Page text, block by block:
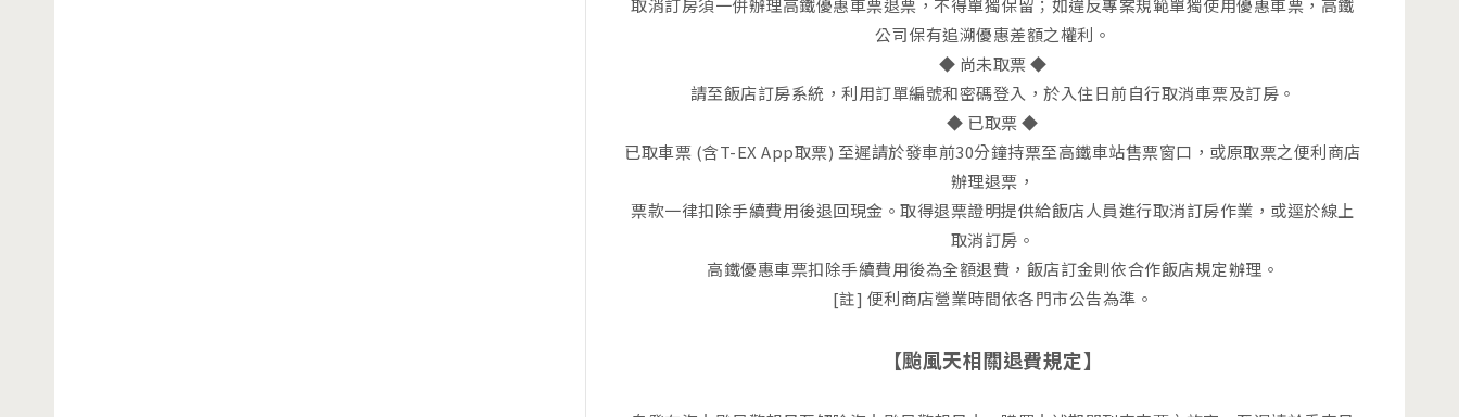
取消訂房須一併辦理高鐵優惠車票退票，不得單獨保留；如違反專案規範單獨使用優惠車票，高鐵
公司保有追溯優惠差額之權利。
◆ 尚未取票 ◆
請至飯店訂房系統，利用訂單編號和密碼登入，於入住日前自行取消車票及訂房。
◆ 已取票 ◆
已取車票 (含T-EX App取票) 至遲請於發車前30分鐘持票至高鐵車站售票窗口，或原取票之便利商店
辦理退票，
票款一律扣除手續費用後退回現金。取得退票證明提供給飯店人員進行取消訂房作業，或逕於線上
取消訂房。
高鐵優惠車票扣除手續費用後為全額退費，飯店訂金則依合作飯店規定辦理。
[註] 便利商店營業時間依各門市公告為準。
【颱風天相關退費規定】